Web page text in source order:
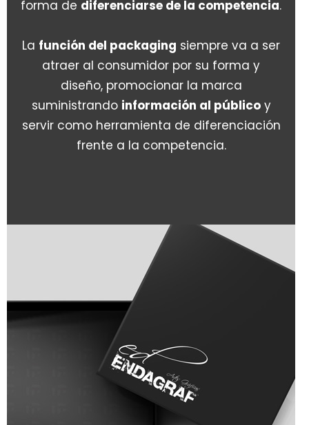
forma de diferenciarse de la competencia.
La función del packaging siempre va a ser
atraer al consumidor por su forma y
diseño, promocionar la marca
suministrando información al públicoy
servir como herramienta de diferenciación
frente a la competencia.